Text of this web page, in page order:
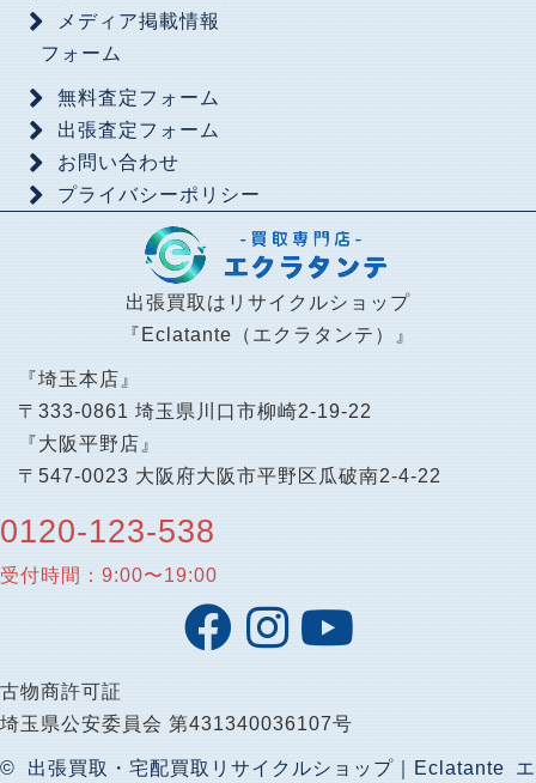
メディア掲載情報
フォーム
無料査定フォーム
出張査定フォーム
お問い合わせ
プライバシーポリシー
出張買取はリサイクルショップ
『Eclatante（エクラタンテ）』
『埼玉本店』
〒333-0861 埼玉県川口市柳崎2-19-22
『大阪平野店』
〒547-0023 大阪府大阪市平野区瓜破南2-4-22
0120-123-538
受付時間：9:00〜19:00
古物商許可証
埼玉県公安委員会 第431340036107号
© 出張買取・宅配買取リサイクルショップ｜Eclatante エ